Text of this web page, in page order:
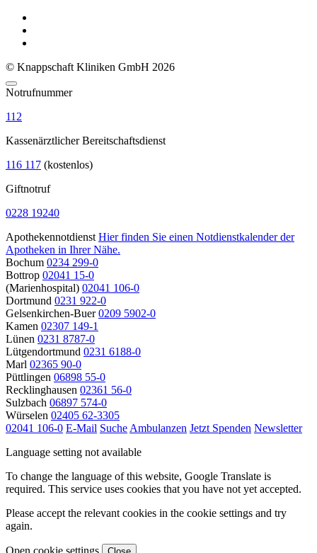
© Knappschaft Kliniken GmbH 2026
Notrufnummer
112
Kassenärztlicher Bereitschaftsdienst
116 117 (kostenlos)
Giftnotruf
0228 19240
Apothekennotdienst Hier finden Sie einen Notdienstkalender der
Apotheken in Ihrer Nähe.
Bochum 0234 299-0
Bottrop 02041 15-0
(Marienhospital) 02041 106-0
Dortmund 0231 922-0
Gelsenkirchen-Buer 0209 5902-0
Kamen 02307 149-1
Lünen 0231 8787-0
Lütgendortmund 0231 6188-0
Marl 02365 90-0
Püttlingen 06898 55-0
Recklinghausen 02361 56-0
Sulzbach 06897 574-0
Würselen 02405 62-3305
02041 106-0 E-Mail Suche Ambulanzen Jetzt Spenden Newsletter
Language setting not available
To change the language of this website, Google Translate is
required. This service uses cookies that you have not yet accepted.
Please accept the relevant cookies in the cookie settings and try
again.
Open cookie settings